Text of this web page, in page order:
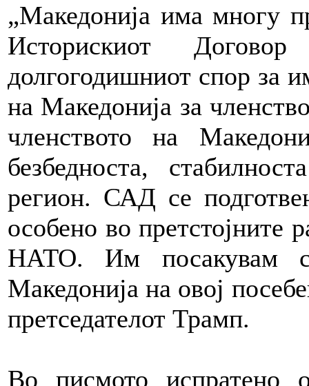
„Македонија има многу
Историскиот
долгогодишниот спор за
на Македонија за
членството на
безбедноста,
регион. САД се
особено во претстојните
НАТО. Им посакувам
Македонија на овој
претседателот Трамп.
Во писмото испратено